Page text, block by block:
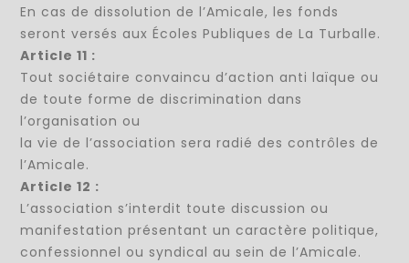
En cas de dissolution de l’Amicale, les fonds
seront versés aux Écoles Publiques de La Turballe.
Article 11 :
Tout sociétaire convaincu d’action anti laïque ou
de toute forme de discrimination dans
l’organisation ou
la vie de l’association sera radié des contrôles de
l’Amicale.
Article 12 :
L’association s’interdit toute discussion ou
manifestation présentant un caractère politique,
confessionnel ou syndical au sein de l’Amicale.